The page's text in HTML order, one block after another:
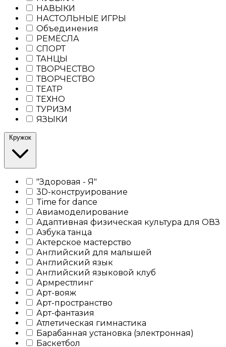
НАВЫКИ
НАСТОЛЬНЫЕ ИГРЫ
Объединения
РЕМЁСЛА
СПОРТ
ТАНЦЫ
ТВОРЧЕСТВО
ТВОРЧЕСТВО
ТЕАТР
ТЕХНО
ТУРИЗМ
ЯЗЫКИ
Кружок
"Здоровая - Я"
3D-конструирование
Time for dance
Авиамоделирование
Адаптивная физическая культура для ОВЗ
Азбука танца
Актерское мастерство
Английский для малышей
Английский язык
Английский языковой клуб
Армрестлинг
Арт-вояж
Арт-пространство
Арт-фантазия
Атлетическая гимнастика
Барабанная установка (электронная)
Баскетбол